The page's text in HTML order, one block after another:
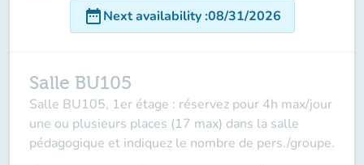
date_rangeNext availability:08/31/2026
Salle BU105
Salle BU105, 1er étage : réservez pour 4h max/jour
une ou plusieurs places (17 max) dans la salle
pédagogique et indiquez le nombre de pers./groupe.